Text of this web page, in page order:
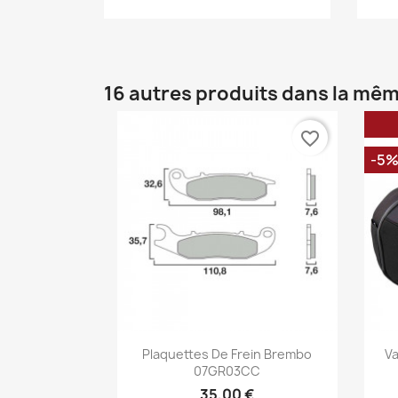
16 autres produits dans la
Aperçu rapide
Plaquettes De Frein Brembo
07GR03CC
favorite_border
-5%